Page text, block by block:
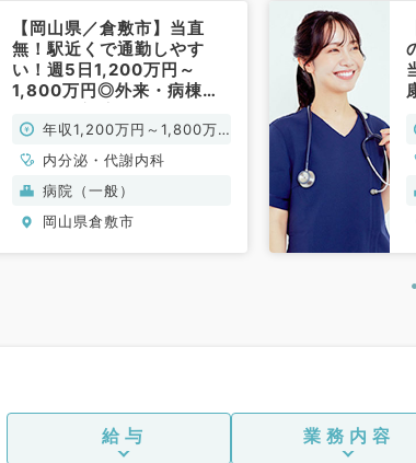
【岡山県／倉敷市】当直
無！駅近くで通勤しやす
い！週5日1,200万円～
1,800万円◎外来・病棟管
です（内分泌内科／常勤）
年収1,200万円～1,800万
円
内分泌・代謝内科
病院（一般）
岡山県倉敷市
給与 業務内容